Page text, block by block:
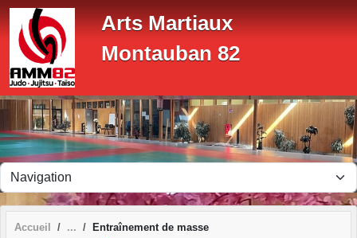
Arts Martiaux
Montauban 82
Accueil Entraînement de masse
Panneau de gestion des cookies